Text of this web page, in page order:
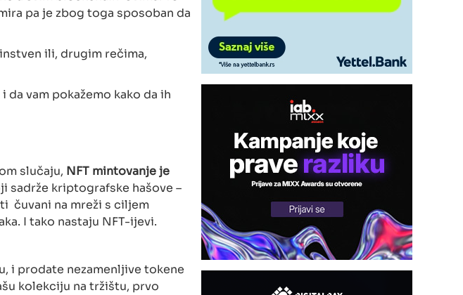
pa je zbog toga sposoban da
ili, drugim rečima,
da vam pokažemo kako da ih
slučaju, NFT mintovanje je
sadrže kriptografske hašove –
čuvani na mreži s ciljem
I tako nastaju NFT-ijevi.
i prodate nezamenljive tokene
kolekciju na tržištu, prvo